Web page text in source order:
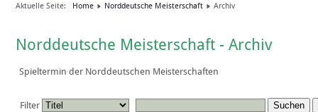
Aktuelle Seite: Home Norddeutsche Meisterschaft Archiv
Norddeutsche Meisterschaft - Archiv
Spieltermin der Norddeutschen Meisterschaften
Filter Suchen